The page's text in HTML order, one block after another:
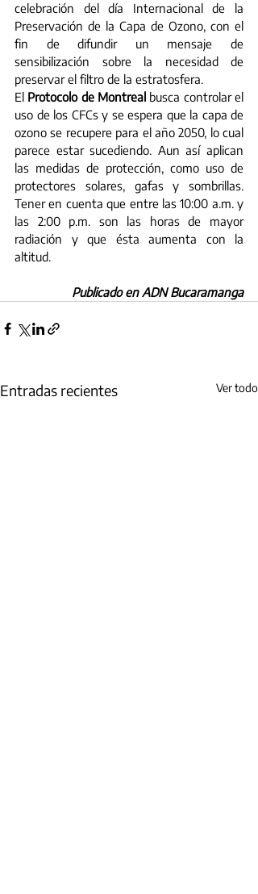
celebración del día Internacional de la
Preservación de la Capa de Ozono, con el
fin de difundir un mensaje de
sensibilización sobre la necesidad de
preservar el filtro de la estratosfera.
El Protocolo de Montreal busca controlar el
uso de los CFCs y se espera que la capa de
ozono se recupere para el año 2050, lo cual
parece estar sucediendo. Aun así aplican
las medidas de protección, como uso de
protectores solares, gafas y sombrillas.
Tener en cuenta que entre las 10:00 a.m. y
las 2:00 p.m. son las horas de mayor
radiación y que ésta aumenta con la
altitud.
Publicado en ADN Bucaramanga
Entradas recientes Ver todo